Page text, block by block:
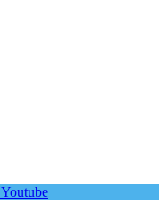
Youtube